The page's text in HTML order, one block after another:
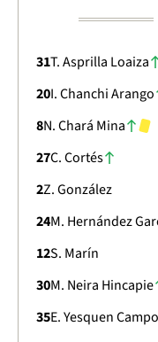
31T. Asprilla Loaiza
20I. Chanchi Arango
8N. Chará Mina
27C. Cortés
2Z. González
24M. Hernández
12S. Marín
30M. Neira Hincapie
35E. Yesquen